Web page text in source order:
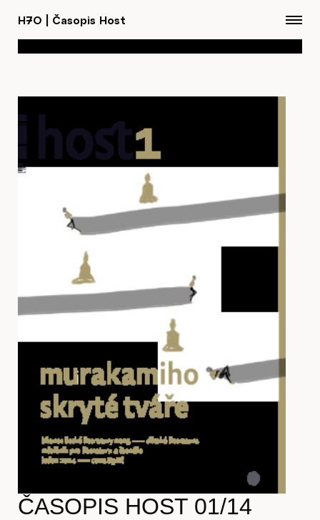
H7O Časopis Host
Časopis
Hostcast
ČASOPIS HOST 01/14